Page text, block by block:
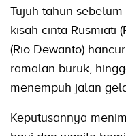
Tujuh tahun
kisah cinta Rusmiati
(Rio Dewanto)
ramalan buruk,
menempuh jalan
Keputusannya